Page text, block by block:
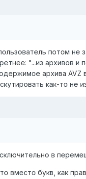
потом не
"...из архивов и
архива
как-то не
в
вместо букв, как